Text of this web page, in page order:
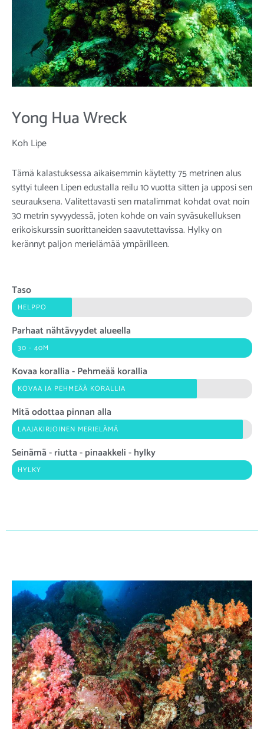
Yong Hua Wreck
Koh Lipe
Tämä kalastuksessa aikaisemmin käytetty 75 metrinen alus
syttyi tuleen Lipen edustalla reilu 10 vuotta sitten ja upposi sen
seurauksena. Valitettavasti sen matalimmat kohdat ovat noin
30 metrin syvyydessä, joten kohde on vain syväsukelluksen
erikoiskurssin suorittaneiden saavutettavissa. Hylky on
kerännyt paljon merielämää ympärilleen.
Taso
HELPPO
Parhaat nähtävyydet alueella
30 - 40M
Kovaa korallia - Pehmeää korallia
KOVAA JA PEHMEÄÄ KORALLIA
Mitä odottaa pinnan alla
LAAJAKIRJOINEN MERIELÄMÄ
Seinämä - riutta - pinaakkeli - hylky
HYLKY